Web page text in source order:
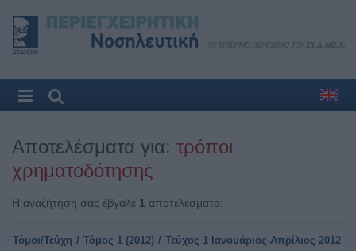
Αποτελέσματα για: τρόποι
χρηματοδότησης
Η αναζήτησή σας έβγαλε 1 αποτελέσματα:
Τόμοι/Τεύχη / Τόμος 1 (2012) / Τεύχος 1 Ιανουάριος-Απρίλιος 2012